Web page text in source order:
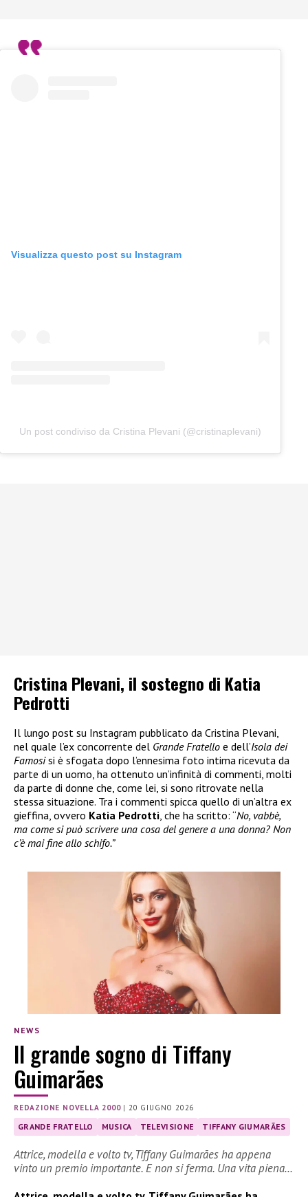
Visualizza questo post su Instagram
Un post condiviso da Cristina Plevani (@cristinaplevani)
Cristina Plevani, il sostegno di Katia
Pedrotti
Il lungo post su Instagram pubblicato da Cristina Plevani,
nel quale l’ex concorrente del Grande Fratello e dell’Isola dei
Famosisi è sfogata dopo l’ennesima foto intima ricevuta da
parte di un uomo, ha ottenuto un’infinità di commenti, molti
da parte di donne che, come lei, si sono ritrovate nella
stessa situazione. Tra i commenti spicca quello di un’altra ex
gieffina, ovvero Katia Pedrotti, che ha scritto: “No, vabbè,
ma come si può scrivere una cosa del genere a una donna? Non
c’è mai fine allo schifo.”
NEWS
Il grande sogno di Tiffany
Guimarães
REDAZIONE NOVELLA 2000|20 GIUGNO 2026
GRANDE FRATELLO MUSICA TELEVISIONE TIFFANY GIUMARÃES
Attrice, modella e volto tv, Tiffany Guimarães ha appena
vinto un premio importante. E non si ferma. Una vita piena…